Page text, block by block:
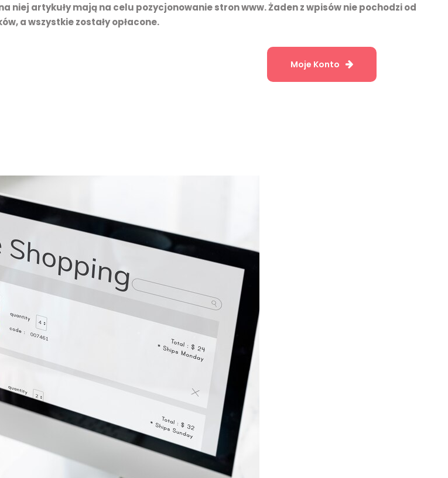
niej artykuły mają na celu pozycjonowanie stron www. Żaden z wpisów nie pochodzi od
a wszystkie zostały opłacone.
Moje Konto